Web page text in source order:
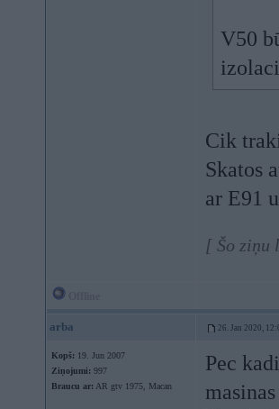
V50
Cik
Skatos
ar E91
[ Šo ziņu
arba 26. Jan 2020,
Kopš: 19. Jun 2007
Ziņojumi: 997
Braucu ar: AR gtv 1975, Macan
Pec